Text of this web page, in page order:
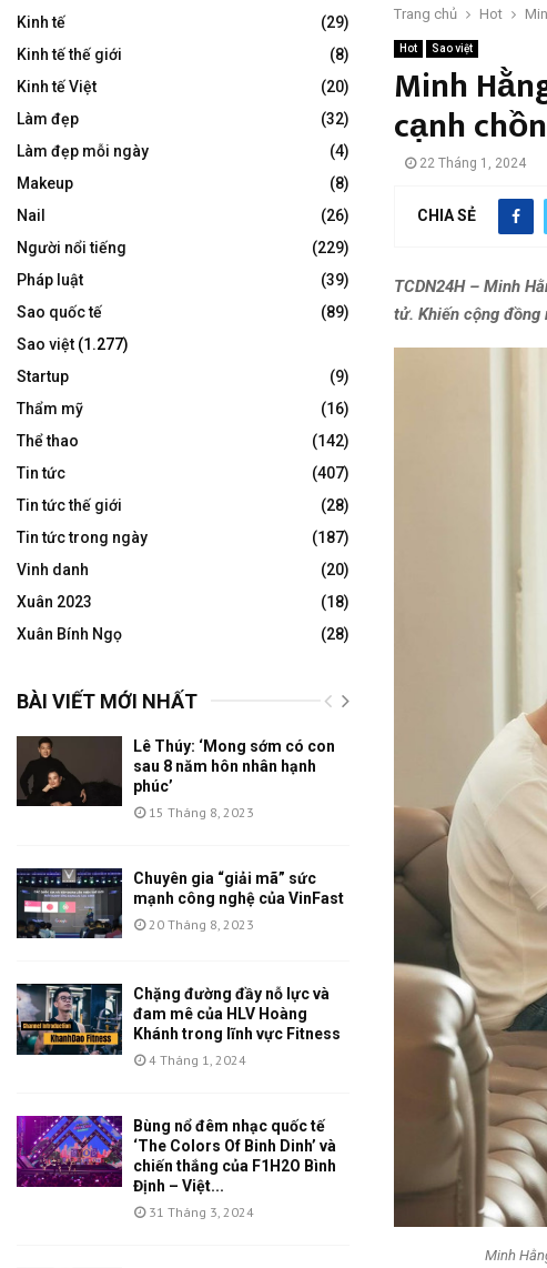
Trang chủ Hot
Hot Sao việt
Minh
cạnh
22 Tháng 1, 2024
CHIA SẺ
TCDN24H – Minh
tử. Khiến cộng đồng
Minh
Kinh tế
(29)
Kinh tế thế giới
(8)
Kinh tế Việt
(20)
Làm đẹp
(32)
Làm đẹp mỗi ngày
(4)
Makeup
(8)
Nail
(26)
Người nổi tiếng
(229)
Pháp luật
(39)
Sao quốc tế
(89)
Sao việt (1.277)
Startup
(9)
Thẩm mỹ
(16)
Thể thao
(142)
Tin tức
(407)
Tin tức thế giới
(28)
Tin tức trong ngày
(187)
Vinh danh
(20)
Xuân 2023
(18)
Xuân Bính Ngọ
(28)
BÀI VIẾT MỚI NHẤT
Lê Thúy: ‘Mong sớm có con
sau 8 năm hôn nhân hạnh
phúc’
15 Tháng 8, 2023
Chuyên gia “giải mã” sức
mạnh công nghệ của VinFast
20 Tháng 8, 2023
Chặng đường đầy nỗ lực và
đam mê của HLV Hoàng
Khánh trong lĩnh vực Fitness
4 Tháng 1, 2024
Bùng nổ đêm nhạc quốc tế
‘The Colors Of Binh Dinh’ và
chiến thắng của F1H2O Bình
Định – Việt...
31 Tháng 3, 2024